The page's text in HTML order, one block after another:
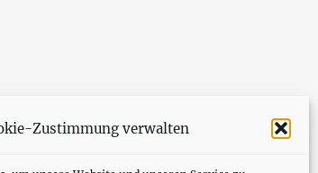
Zustimmung verwalten